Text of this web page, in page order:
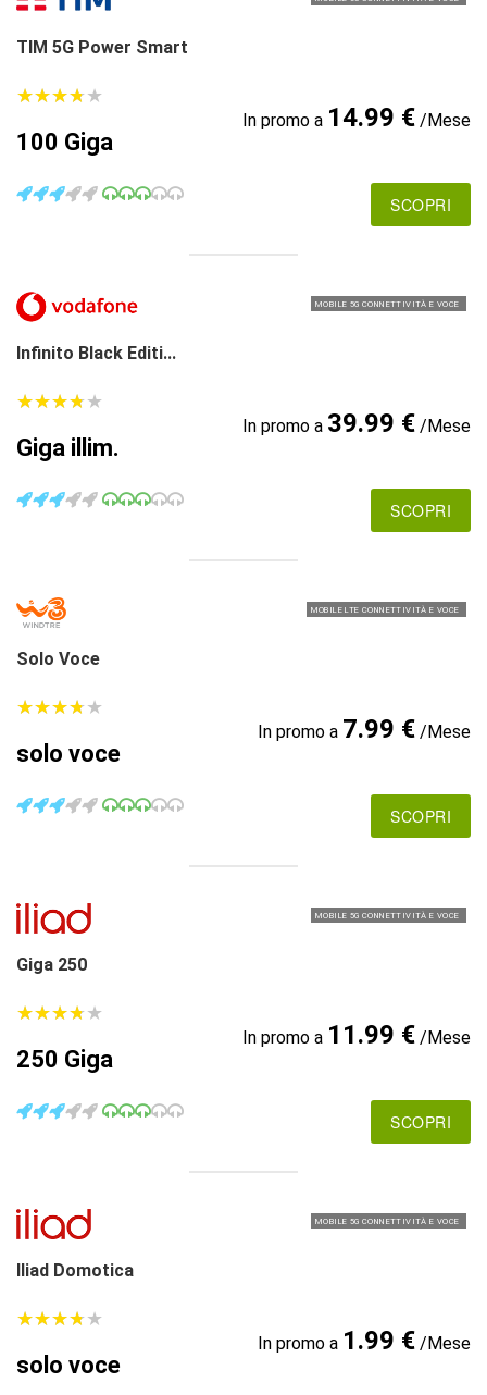
TIM 5G Power Smart
★★★★★
★★★★★
100 Giga
In promo a 14.99 €/Mese
SCOPRI
MOBILE 5G CONNETTIVITÀ E VOCE
Infinito Black Editi...
★★★★★
★★★★★
Giga illim.
In promo a 39.99 €/Mese
SCOPRI
MOBILE LTE CONNETTIVITÀ E VOCE
Solo Voce
★★★★★
★★★★★
solo voce
In promo a 7.99 €/Mese
SCOPRI
MOBILE 5G CONNETTIVITÀ E VOCE
Giga 250
★★★★★
★★★★★
250 Giga
In promo a 11.99 €/Mese
SCOPRI
MOBILE 5G CONNETTIVITÀ E VOCE
Iliad Domotica
★★★★★
★★★★★
solo voce
In promo a 1.99 €/Mese